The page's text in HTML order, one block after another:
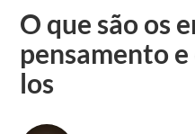
O que são os
pensamento
los